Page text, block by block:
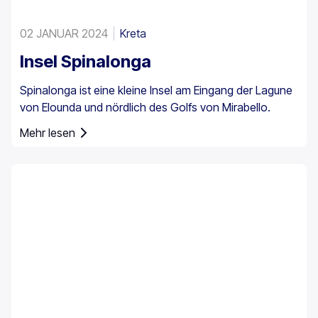
02 JANUAR 2024 Kreta
Insel Spinalonga
Spinalonga ist eine kleine Insel am Eingang der Lagune
von Elounda und nördlich des Golfs von Mirabello.
Mehr lesen